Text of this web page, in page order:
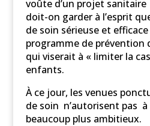
voûte d’un projet
doit-on garder à l’esprit
de soin sérieuse et
programme de prévention
qui viserait à « limiter la
enfants.
À ce jour, les venues
de soin n’autorisent pas
beaucoup plus ambitieux.